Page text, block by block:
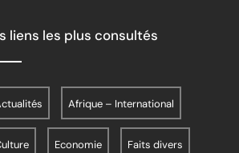
liens les plus consultés
Afrique – International
Economie Faits divers